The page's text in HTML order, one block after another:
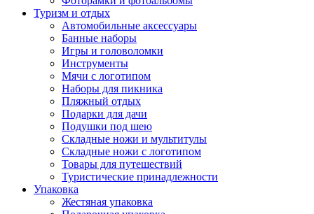
Туризм и отдых
Автомобильные аксессуары
Банные наборы
Игры и головоломки
Инструменты
Мячи с логотипом
Наборы для пикника
Пляжный отдых
Подарки для дачи
Подушки под шею
Складные ножи и мультитулы
Складные ножи с логотипом
Товары для путешествий
Туристические принадлежности
Упаковка
Жестяная упаковка